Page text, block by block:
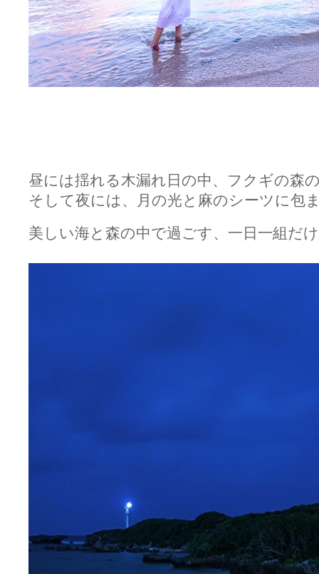
昼には揺れる木漏れ日の中、フクギの森
そして夜には、月の光と麻のシーツに包
美しい海と森の中で過ごす、一日一組だ